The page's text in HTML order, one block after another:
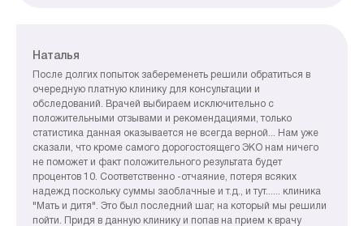
Наталья
После долгих попыток забеременеть решили обратиться в
очередную платную клинику для консультации и
обследований. Врачей выбираем исключительно с
положительными отзывами и рекомендациями, только
статистика данная оказывается не всегда верной... Нам уже
сказали, что кроме самого дорогостоящего ЭКО нам ничего
не поможет и факт положительного результата будет
процентов 10. Соответственно -отчаяние, потеря всяких
надежд поскольку суммы заоблачные и т.д., и тут...... клиника
"Мать и дитя". Это был последний шаг, на который мы решили
пойти. Придя в данную клинику и попав на прием к врачу